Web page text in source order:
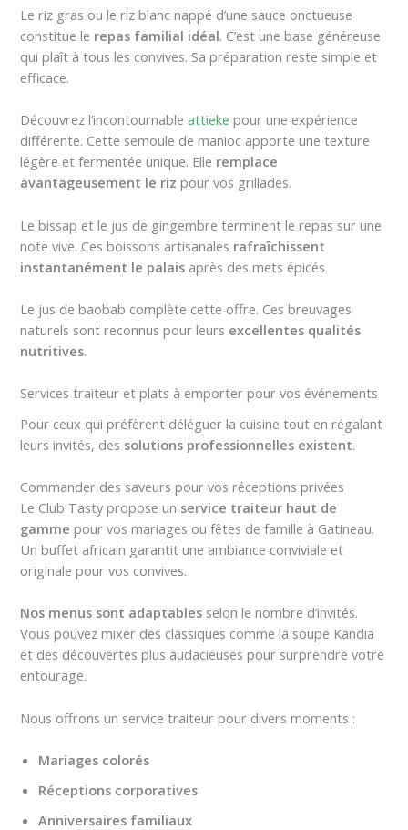
Le riz gras ou le riz blanc nappé d’une sauce onctueuse
constitue le repas familial idéal. C’est une base généreuse
qui plaît à tous les convives. Sa préparation reste simple et
efficace.
Découvrez l’incontournableattieke pour une expérience
différente. Cette semoule de manioc apporte une texture
légère et fermentée unique. Elle remplace
avantageusement le riz pour vos grillades.
Le bissap et le jus de gingembre terminent le repas sur une
note vive. Ces boissons artisanales rafraîchissent
instantanément le palais après des mets épicés.
Le jus de baobab complète cette offre. Ces breuvages
naturels sont reconnus pour leurs excellentes qualités
nutritives.
Services traiteur et plats à emporter pour vos événements
Pour ceux qui préfèrent déléguer la cuisine tout en régalant
leurs invités, des solutions professionnelles existent.
Commander des saveurs pour vos réceptions privées
Le Club Tasty propose un service traiteur haut de
gamme pour vos mariages ou fêtes de famille à Gatineau.
Un buffet africain garantit une ambiance conviviale et
originale pour vos convives.
Nos menus sont adaptables selon le nombre d’invités.
Vous pouvez mixer des classiques comme la soupe Kandia
et des découvertes plus audacieuses pour surprendre votre
entourage.
Nous offrons un service traiteur pour divers moments :
Mariages colorés
Réceptions corporatives
Anniversaires familiaux